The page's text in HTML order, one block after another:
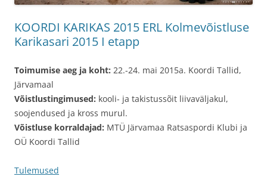
KOORDI KARIKAS 2015 ERL Kolmevõistluse
Karikasari 2015 I etapp
Toimumise aeg ja koht: 22.-24. mai 2015a. Koordi Tallid,
Järvamaal
Võistlustingimused: kooli- ja takistussõit liivaväljakul,
soojendused ja kross murul.
Võistluse korraldajad: MTÜ Järvamaa Ratsaspordi Klubi ja
OÜ Koordi Tallid
Tulemused